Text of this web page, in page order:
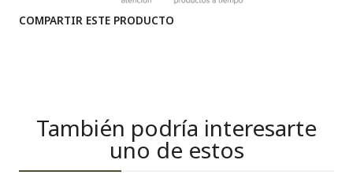
COMPARTIR ESTE PRODUCTO
También podría interesarte
uno de estos